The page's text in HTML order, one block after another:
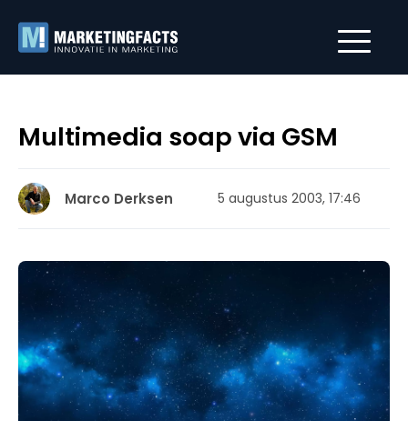
Multimedia soap via GSM
Marco Derksen 5 augustus 2003, 17:46